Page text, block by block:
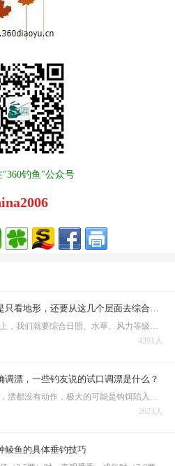
"360钓鱼"公众号
4391人
调漂，一些钓友说的试口调漂是什么？
2623人
鲮鱼的具体垂钓技巧